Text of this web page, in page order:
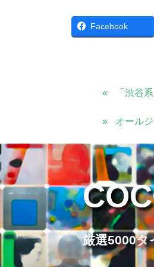
Facebook
「渋谷
オール
厳選5000タ